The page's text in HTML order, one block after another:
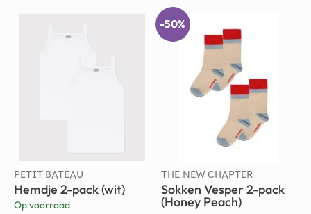
PETIT BATEAU
Hemdje 2-pack (wit)
Op voorraad
-50%
THE NEW CHAPTER
Sokken Vesper 2-pack
(Honey Peach)